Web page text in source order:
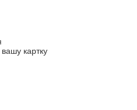
картку